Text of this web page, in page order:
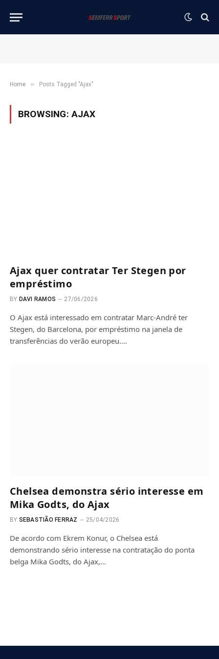
Home » Posts Tagged "Ajax"
BROWSING: AJAX
Ajax quer contratar Ter Stegen por
empréstimo
BY DAVI RAMOS 27/06/2026
O Ajax está interessado em contratar Marc-André ter
Stegen, do Barcelona, por empréstimo na janela de
transferências do verão europeu.…
Chelsea demonstra sério interesse em
Mika Godts, do Ajax
BY SEBASTIÃO FERRAZ 25/04/2026
De acordo com Ekrem Konur, o Chelsea está
demonstrando sério interesse na contratação do ponta
belga Mika Godts, do Ajax,…